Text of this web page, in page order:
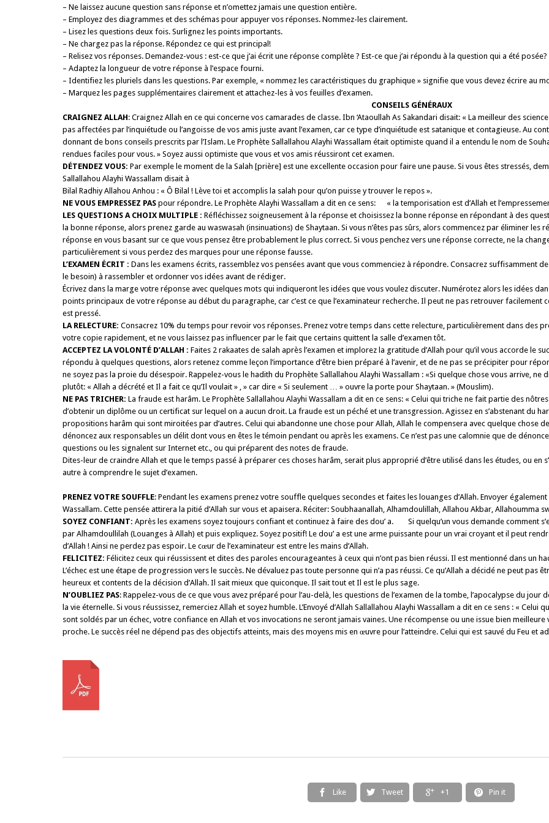
– Ne laissez aucune question sans réponse et n’omettez jamais une question entière.
– Employez des diagrammes et des schémas pour appuyer vos réponses. Nommez-les clairement.
– Lisez les questions deux fois. Surlignez les points importants.
– Ne chargez pas la réponse. Répondez ce qui est principal!
– Relisez vos réponses. Demandez-vous : est-ce que j’ai écrit une réponse complète ? Est-ce que j’ai répondu à la question qui a été posée?
– Adaptez la longueur de votre réponse à l’espace fourni.
– Identifiez les pluriels dans les questions. Par exemple, « nommez les caractéristiques du graphique » signifie que vous devez écrire au
– Marquez les pages supplémentaires clairement et attachez-les à vos feuilles d’examen.
CONSEILS GÉNÉRAUX
CRAIGNEZ ALLAH: Craignez Allah en ce qui concerne vos camarades de classe. Ibn ‘Ataoullah As Sakandari disait: « La meilleur des
pas affectées par l’inquiétude ou l’angoisse de vos amis juste avant l’examen, car ce type d’inquiétude est satanique et contagieuse. Au
donnant de bons conseils prescrits par l’Islam. Le Prophète Sallallahou Alayhi Wassallam était optimiste quand il a entendu le nom de
rendues faciles pour vous. » Soyez aussi optimiste que vous et vos amis réussiront cet examen.
DÉTENDEZ VOUS: Par exemple le moment de la Salah [prière] est une excellente occasion pour faire une pause. Si vous êtes stressés,
Sallallahou Alayhi Wassallam disait à
Bilal Radhiy Allahou Anhou : « Ô Bilal ! Lève toi et accomplis la salah pour qu’on puisse y trouver le repos ».
NE VOUS EMPRESSEZ PAS pour répondre. Le Prophète Alayhi Wassallam a dit en ce sens: « la temporisation est d’Allah et
LES QUESTIONS A CHOIX MULTIPLE : Réflé­chissez soigneusement à la réponse et choisissez la bonne réponse en répondant à des
la bonne réponse, alors prenez garde au waswasah (insi­nuations) de Shaytaan. Si vous n’êtes pas sûrs, alors commencez par éliminer les
réponse en vous basant sur ce que vous pensez être probablement le plus correct. Si vous penchez vers une réponse correcte, ne la
particulièrement si vous perdez des marques pour une réponse fausse.
L’EXAMEN ÉCRIT : Dans les examens écrits, rassemblez vos pensées avant que vous commenciez à répondre. Consacrez suffisamment
le besoin) à rassembler et ordonner vos idées avant de rédiger.
Écrivez dans la marge votre réponse avec quelques mots qui indiqueront les idées que vous voulez discuter. Numérotez alors les idées
points principaux de votre réponse au début du paragraphe, car c’est ce que l’examinateur recherche. Il peut ne pas retrouver facilement
est pressé.
LA RELECTURE: Consacrez 10% du temps pour revoir vos réponses. Prenez votre temps dans cette relecture, particulièrement dans des
votre copie rapidement, et ne vous laissez pas influencer par le fait que certains quittent la salle d’examen tôt.
ACCEPTEZ LA VOLONTÉ D’ALLAH : Faites 2 rakaates de salah après l’examen et implorez la gratitude d’Allah pour qu’il vous accorde le
répondu à quelques questions, alors retenez comme leçon l’importance d’être bien préparé à l’avenir, et de ne pas se précipiter pour
ne soyez pas la proie du désespoir. Rappelez-vous le hadith du Prophète Sallallahou Alayhi Wassallam : «Si quelque chose vous arrive, ne
plutôt: « Allah a décrété et Il a fait ce qu’Il voulait » , » car dire « Si seulement … » ouvre la porte pour Shaytaan. » (Mouslim).
NE PAS TRICHER: La fraude est harâm. Le Prophète Sallallahou Alayhi Wassallam a dit en ce sens: « Celui qui triche ne fait partie des
d’obtenir un diplôme ou un certificat sur lequel on a aucun droit. La fraude est un péché et une transgression. Agissez en s’abstenant du
propositions harâm qui sont miroitées par d’autres. Celui qui abandonne une chose pour Allah, Allah le compensera avec quelque chose
dénoncez aux responsables un délit dont vous en êtes le témoin pendant ou après les examens. Ce n’est pas une calomnie que de
questions ou les signalent sur Internet etc., ou qui préparent des notes de fraude.
Dites-leur de craindre Allah et que le temps passé à préparer ces choses harâm, serait plus approprié d’être utilisé dans les études, ou en
autre à comprendre le sujet d’examen.
PRENEZ VOTRE SOUFFLE: Pendant les examens prenez votre souffle quelques secondes et faites les louanges d’Allah. Envoyer
Wassallam. Cette pensée attirera la pitié d’Allah sur vous et apaisera. Réciter: Soubhaanallah, Alhamdoulillah, Allahou Akbar, Allahoumma
SOYEZ CONFIANT: Après les examens soyez toujours confiant et continuez à faire des dou’ a. Si quelqu’un vous demande comment
par Alhamdoullilah (Louanges à Allah) et puis expliquez. Soyez positif! Le dou’ a est une arme puissante pour un vrai croyant et il peut
d’Allah ! Ainsi ne perdez pas espoir. Le cœur de l’examinateur est entre les mains d’Allah.
FELICITEZ: Félicitez ceux qui réussissent et dites des paroles encourageantes à ceux qui n’ont pas bien réussi. Il est mentionné dans un
L’échec est une étape de progression vers le succès. Ne dévaluez pas toute personne qui n’a pas réussi. Ce qu’Allah a décidé ne peut pas
heureux et contents de la décision d’Allah. Il sait mieux que quiconque. Il sait tout et Il est le plus sage.
N’OUBLIEZ PAS: Rappelez-vous de ce que vous avez préparé pour l’au-delà, les questions de l’examen de la tombe, l’apocalypse du
la vie éternelle. Si vous réussissez, remerciez Allah et soyez humble. L’Envoyé d’Allah Sallallahou Alayhi Wassallam a dit en ce sens : « Celui
sont soldés par un échec, votre confiance en Allah et vos invocations ne seront jamais vaines. Une récompense ou une issue bien
proche. Le succès réel ne dépend pas des objectifs atteints, mais des moyens mis en œuvre pour l’atteindre. Celui qui est sauvé du Feu et
 Like  Tweet  +1  Pin it